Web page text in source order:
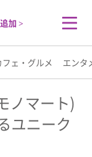
加 >
フェ・グルメ エンタ
ノマート)
ユニーク